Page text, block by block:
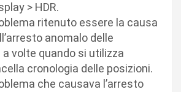
> HDR.
ritenuto essere la causa
anomalo delle
volte quando si utilizza
cronologia delle posizioni.
che causava l’arresto